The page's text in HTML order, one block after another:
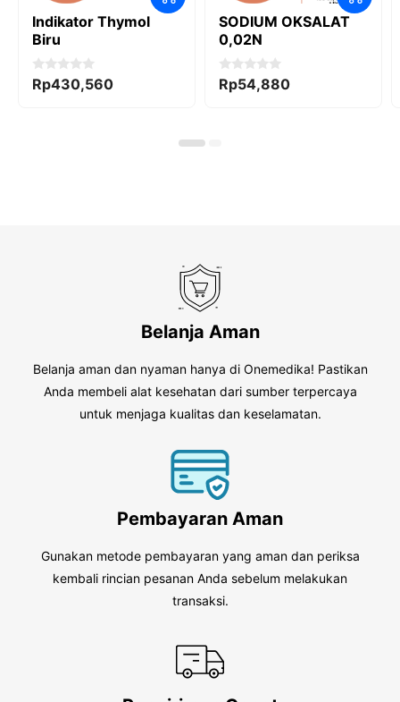
Indikator Thymol
Biru
0
o
Rp430,560
SODIUM OKSALAT
0,02N
0
o
Rp54,880
Belanja Aman
Belanja aman dan nyaman hanya di Onemedika! Pastikan
Anda membeli alat kesehatan dari sumber terpercaya
untuk menjaga kualitas dan keselamatan.
Pembayaran Aman
Gunakan metode pembayaran yang aman dan periksa
kembali rincian pesanan Anda sebelum melakukan
transaksi.